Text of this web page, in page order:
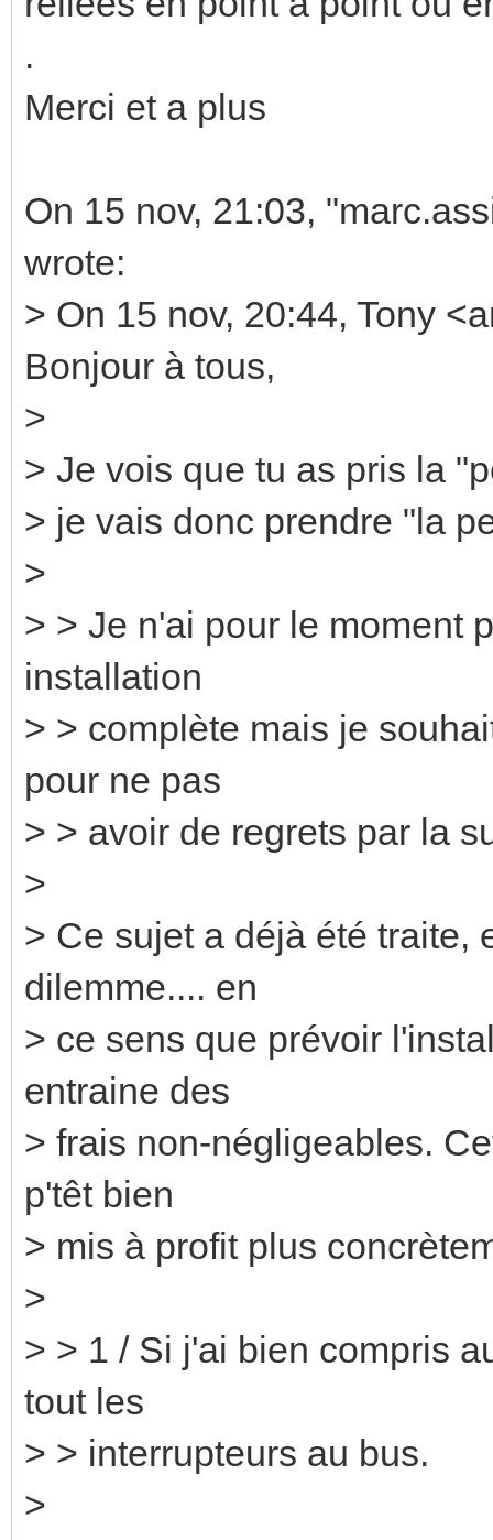
.
Merci et a plus
On 15 nov, 21:03,
wrote:
> On 15 nov, 20:44, Tony
Bonjour à tous,
>
> Je vois que tu as pris la
> je vais donc prendre "la
>
> > Je n'ai pour le moment
installation
> > complète mais je
pour ne pas
> > avoir de regrets par la
>
> Ce sujet a déjà été traite,
dilemme.... en
> ce sens que prévoir
entraine des
> frais non-négligeables.
p'têt bien
> mis à profit plus
>
> > 1 / Si j'ai bien compris
tout les
> > interrupteurs au bus.
>